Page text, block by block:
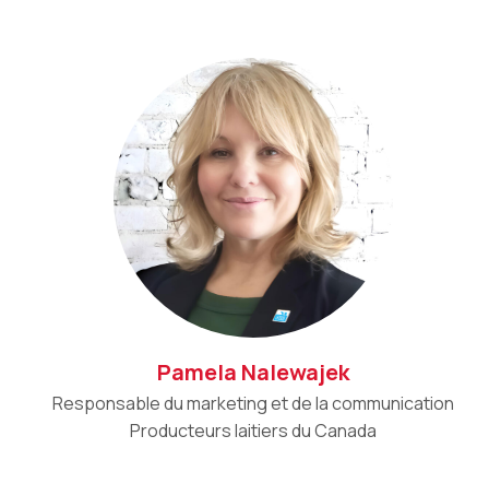
Pamela Nalewajek
Responsable du marketing et de la communication
Producteurs laitiers du Canada